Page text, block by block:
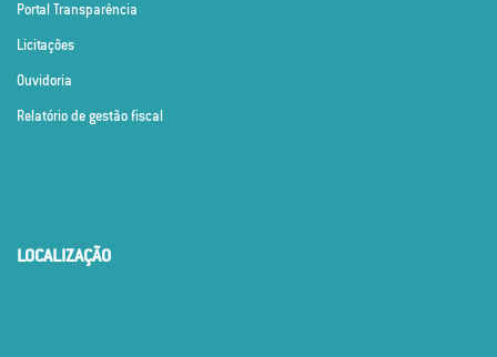
Portal Transparência
Licitações
Ouvidoria
Relatório de gestão fiscal
LOCALIZAÇÃO